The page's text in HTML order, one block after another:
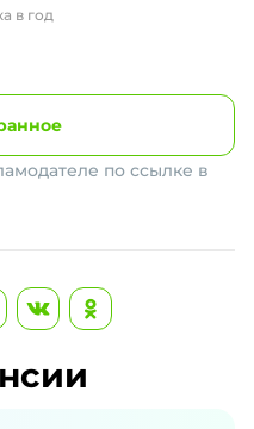
в год
по ссылке в